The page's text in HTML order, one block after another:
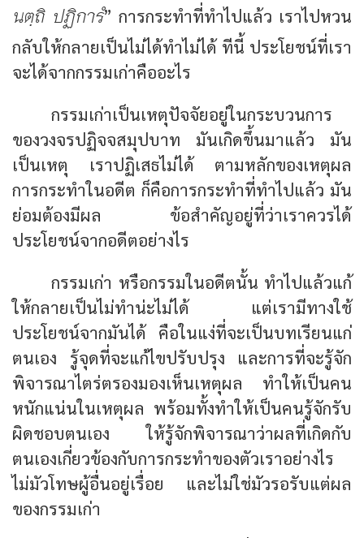
นตฺถิ ปฏิการํ” การกระทำที่ทำไปแล้ว เราไปหวน
กลับให้กลายเป็นไม่ได้ทำไม่ได้ ทีนี้ ประโยชน์ที่เรา
จะได้จากกรรมเก่าคืออะไร
กรรมเก่าเป็นเหตุปัจจัยอยู่ในกระบวนการ
ของวงจรปฏิจจสมุปบาท มันเกิดขึ้นมาแล้ว มัน
เป็นเหตุ เราปฏิเสธไม่ได้ ตามหลักของเหตุผล
การกระทำในอดีต ก็คือการกระทำที่ทำไปแล้ว มัน
ย่อมต้องมีผล ข้อสำคัญอยู่ที่ว่าเราควรได้
ประโยชน์จากอดีตอย่างไร
กรรมเก่า หรือกรรมในอดีตนั้น ทำไปแล้วแก้
ให้กลายเป็นไม่ทำน่ะไม่ได้ แต่เรามีทางใช้
ประโยชน์จากมันได้ คือในแง่ที่จะเป็นบทเรียนแก่
ตนเอง รู้จุดที่จะแก้ไขปรับปรุง และการที่จะรู้จัก
พิจารณาไตร่ตรองมองเห็นเหตุผล ทำให้เป็นคน
หนักแน่นในเหตุผล พร้อมทั้งทำให้เป็นคนรู้จักรับ
ผิดชอบตนเอง ให้รู้จักพิจารณาว่าผลที่เกิดกับ
ตนเองเกี่ยวข้องกับการกระทำของตัวเราอย่างไร
ไม่มัวโทษผู้อื่นอยู่เรื่อย และไม่ใช่มัวรอรับแต่ผล
ของกรรมเก่า